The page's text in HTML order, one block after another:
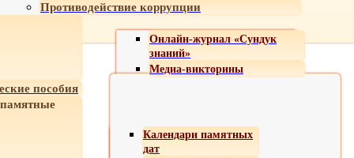
Противодействие коррупции
Онлайн-журнал «Сундук
знаний»
Медиа-викторины
пособия
Календари памятных
дат